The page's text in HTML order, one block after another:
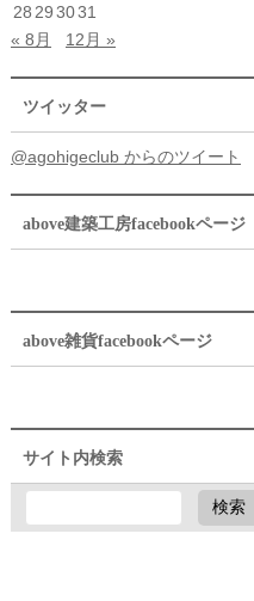
28 293031
« 8月
12月 »
ツイッター
@agohigeclub からのツイート
above建築工房facebookページ
above雑貨facebookページ
サイト内検索